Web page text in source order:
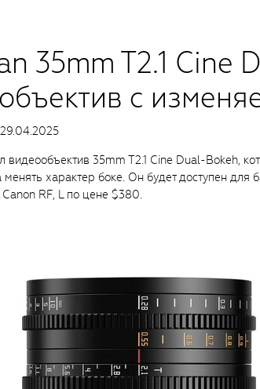
35mm T2.1 Cine
с
29.04.2025
видеообъектив 35mm T2.1 Cine Dual-Bokeh,
характер боке. Он будет доступен для
RF, L по цене $380.